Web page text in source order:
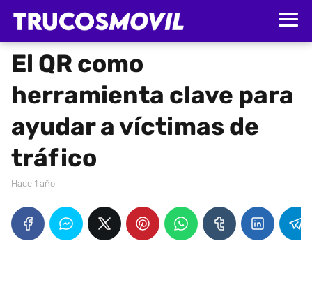
El QR como
herramienta clave para
ayudar a víctimas de
tráfico
hace 1 año